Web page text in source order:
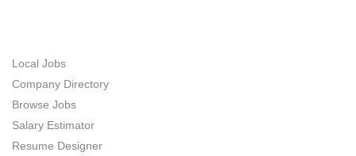
Local Jobs
Company Directory
Browse Jobs
Salary Estimator
Resume Designer